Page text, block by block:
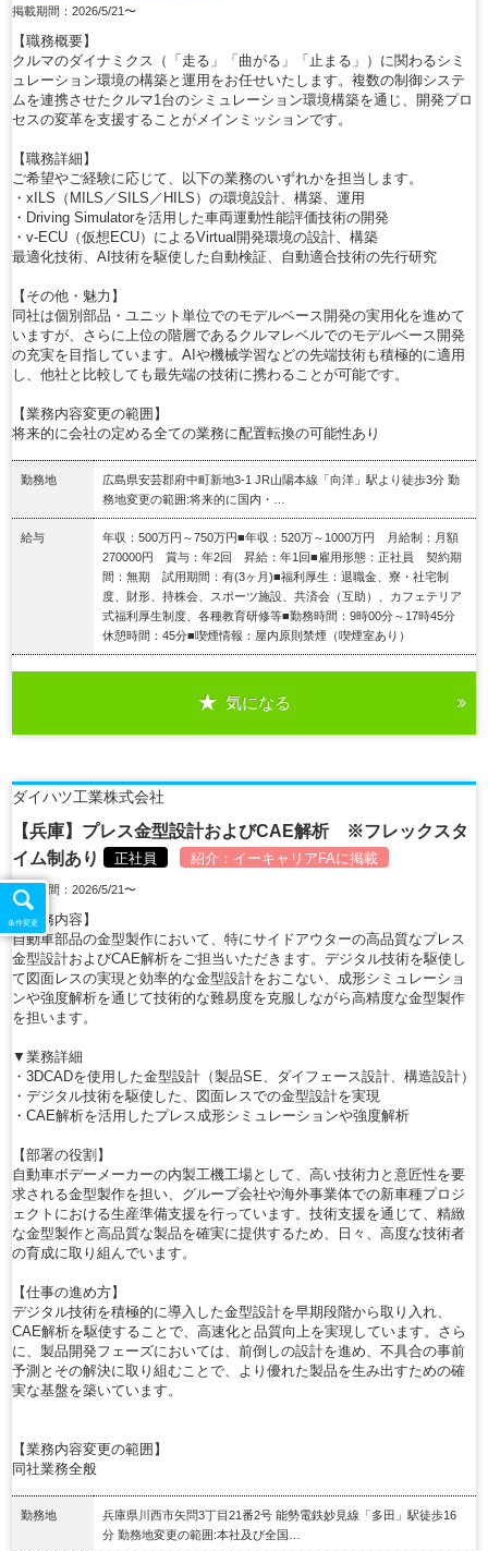
掲載期間：2026/5/21〜
【職務概要】
クルマのダイナミクス（「走る」「曲がる」「止まる」）に関わるシミ
ュレーション環境の構築と運用をお任せいたします。複数の制御システ
ムを連携させたクルマ1台のシミュレーション環境構築を通じ、開発プロ
セスの変革を支援することがメインミッションです。
【職務詳細】
ご希望やご経験に応じて、以下の業務のいずれかを担当します。
・xILS（MILS／SILS／HILS）の環境設計、構築、運用
・Driving Simulatorを活用した車両運動性能評価技術の開発
・v-ECU（仮想ECU）によるVirtual開発環境の設計、構築
最適化技術、AI技術を駆使した自動検証、自動適合技術の先行研究
【その他・魅力】
同社は個別部品・ユニット単位でのモデルベース開発の実用化を進めて
いますが、さらに上位の階層であるクルマレベルでのモデルベース開発
の充実を目指しています。AIや機械学習などの先端技術も積極的に適用
し、他社と比較しても最先端の技術に携わることが可能です。
【業務内容変更の範囲】
将来的に会社の定める全ての業務に配置転換の可能性あり
勤務地
広島県安芸郡府中町新地3-1 JR山陽本線「向洋」駅より徒歩3分 勤
務地変更の範囲:将来的に国内・…
給与
年収：500万円～750万円■年収：520万～1000万円 月給制：月額
270000円 賞与：年2回 昇給：年1回■雇用形態：正社員 契約期
間：無期 試用期間：有(3ヶ月)■福利厚生：退職金、寮・社宅制
度、財形、持株会、スポーツ施設、共済会（互助）、カフェテリア
式福利厚生制度、各種教育研修等■勤務時間：9時00分～17時45分
休憩時間：45分■喫煙情報：屋内原則禁煙（喫煙室あり）
気になる
ダイハツ工業株式会社
【兵庫】プレス金型設計およびCAE解析 ※フレックスタ
イム制あり
正社員 紹介： イーキャリアFAに掲載
掲載期間：2026/5/21〜
【業務内容】
自動車部品の金型製作において、特にサイドアウターの高品質なプレス
金型設計およびCAE解析をご担当いただきます。デジタル技術を駆使し
て図面レスの実現と効率的な金型設計をおこない、成形シミュレーショ
ンや強度解析を通じて技術的な難易度を克服しながら高精度な金型製作
を担います。
▼業務詳細
・3DCADを使用した金型設計（製品SE、ダイフェース設計、構造設計）
・デジタル技術を駆使した、図面レスでの金型設計を実現
・CAE解析を活用したプレス成形シミュレーションや強度解析
【部署の役割】
自動車ボデーメーカーの内製工機工場として、高い技術力と意匠性を要
求される金型製作を担い、グループ会社や海外事業体での新車種プロジ
ェクトにおける生産準備支援を行っています。技術支援を通じて、精緻
な金型製作と高品質な製品を確実に提供するため、日々、高度な技術者
の育成に取り組んでいます。
【仕事の進め方】
デジタル技術を積極的に導入した金型設計を早期段階から取り入れ、
CAE解析を駆使することで、高速化と品質向上を実現しています。さら
に、製品開発フェーズにおいては、前倒しの設計を進め、不具合の事前
予測とその解決に取り組むことで、より優れた製品を生み出すための確
実な基盤を築いています。
【業務内容変更の範囲】
同社業務全般
勤務地
兵庫県川西市矢問3丁目21番2号 能勢電鉄妙見線「多田」駅徒歩16
分 勤務地変更の範囲:本社及び全国…
条件変更